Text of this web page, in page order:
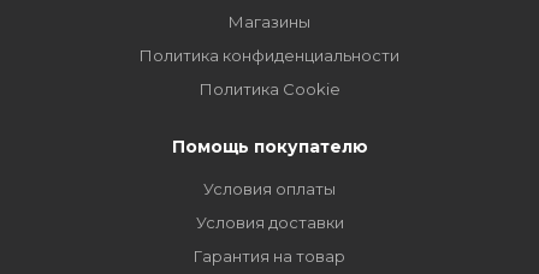
Магазины
Политика конфиденциальности
Политика Cookie
Помощь покупателю
Условия оплаты
Условия доставки
Гарантия на товар